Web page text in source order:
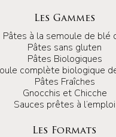
Les Gammes
Pâtes à la semoule de blé
Pâtes sans gluten
Pâtes Biologiques
complète biologique
Pâtes Fraîches
Gnocchis et Chicche
Sauces prêtes à l’emploi
Les Formats